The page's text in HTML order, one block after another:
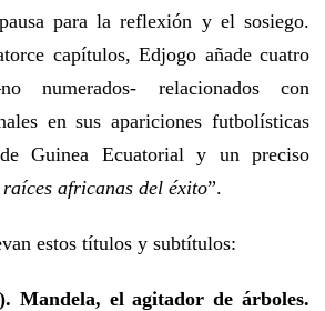
para la reflexión y el sosiego.
capítulos, Edjogo añade cuatro
numerados- relacionados con
en sus apariciones futbolísticas
Guinea Ecuatorial y un preciso
raíces africanas del éxito”.
estos títulos y subtítulos:
Mandela, el agitador de árboles.